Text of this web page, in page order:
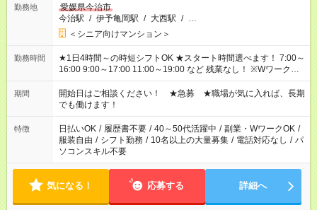
勤務地
愛媛県今治市
今治駅 / 伊予亀岡駅 / 大西駅 / …
＜シニア向けマンション＞
勤務時間
★1日4時間～の時短シフトOK ★スタート時間選べます！ 7:00～
16:00 9:00～17:00 11:00～19:00 など 残業なし！ ※Wワークの
場合、他のお仕事と合わせ週40時間超の就業はご案内できませ
ん ※法令に基づき、週20時間以上勤務は社会保険への加入対象
となります ※労働者派遣法（日雇い派遣の原則禁止）により、
短時間・短期間の就業はご案内が難しい場合があります
期間
開始日はご相談ください！ ★急募 ★職場が気に入れば、長期
でも働けます！
特徴 日払いOK / 履歴書不要 / 40～50代活躍中 / 副業・WワークOK /
服装自由 / シフト勤務 / 10名以上の大量募集 / 電話対応なし / パ
ソコンスキル不要
気になる！ 応募する 詳細へ